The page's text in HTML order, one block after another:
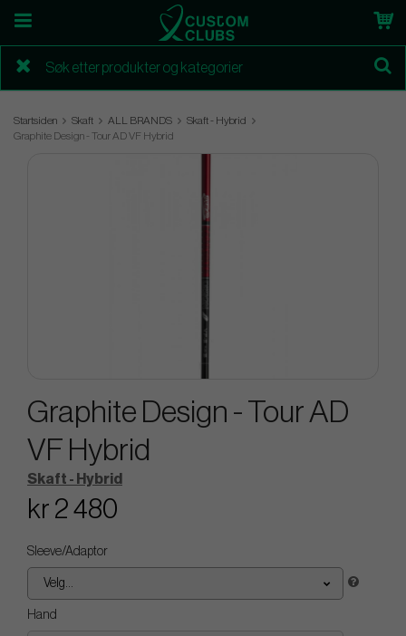
Startsiden Skaft ALL BRANDS
Skaft - Hybrid
Graphite Design - Tour AD VF Hybrid
Graphite Design - Tour AD
VF Hybrid
Skaft - Hybrid
kr 2 480
Sleeve/Adaptor
Velg...
Hand